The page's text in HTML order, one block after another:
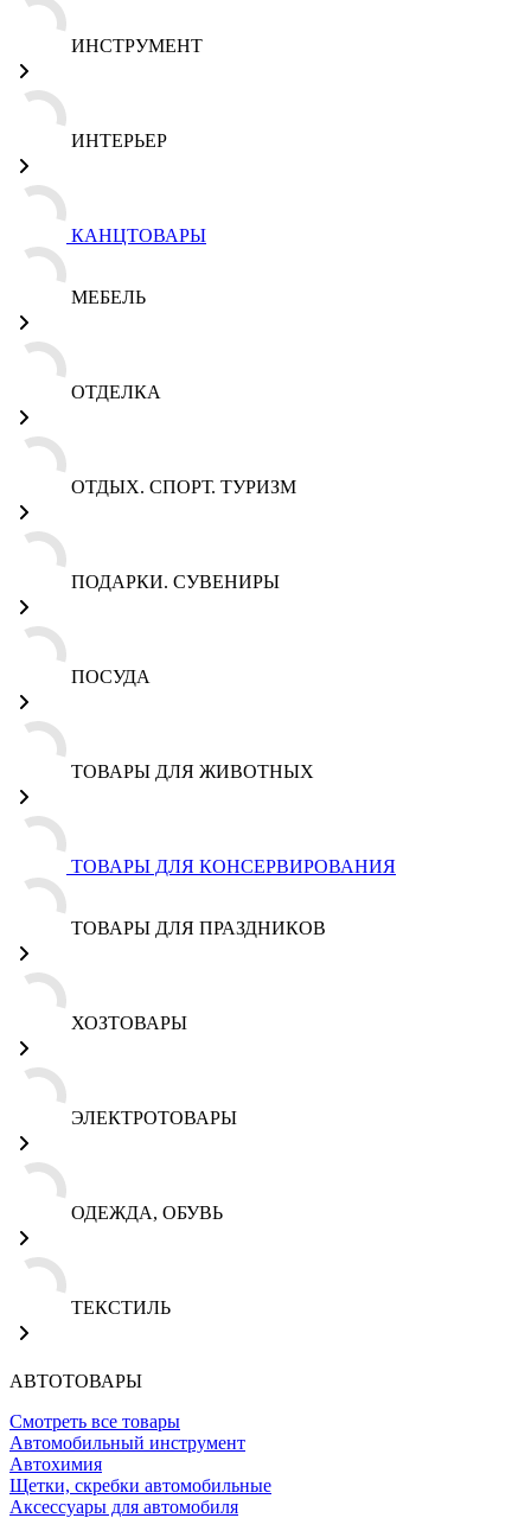
ИНСТРУМЕНТ
ИНТЕРЬЕР
КАНЦТОВАРЫ
МЕБЕЛЬ
ОТДЕЛКА
ОТДЫХ. СПОРТ. ТУРИЗМ
ПОДАРКИ. СУВЕНИРЫ
ПОСУДА
ТОВАРЫ ДЛЯ ЖИВОТНЫХ
ТОВАРЫ ДЛЯ КОНСЕРВИРОВАНИЯ
ТОВАРЫ ДЛЯ ПРАЗДНИКОВ
ХОЗТОВАРЫ
ЭЛЕКТРОТОВАРЫ
ОДЕЖДА, ОБУВЬ
ТЕКСТИЛЬ
АВТОТОВАРЫ
Смотреть все товары
Автомобильный инструмент
Автохимия
Щетки, скребки автомобильные
Аксессуары для автомобиля